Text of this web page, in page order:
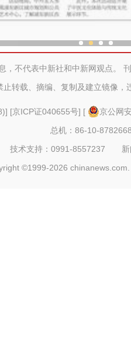
，不代表中新社和中新网观点。
止转载、摘编、复制及建立镜像，
] [京ICP证040655号] [
京公网
总机：86-10-
技术支持：0991-8557237
©1999-2026